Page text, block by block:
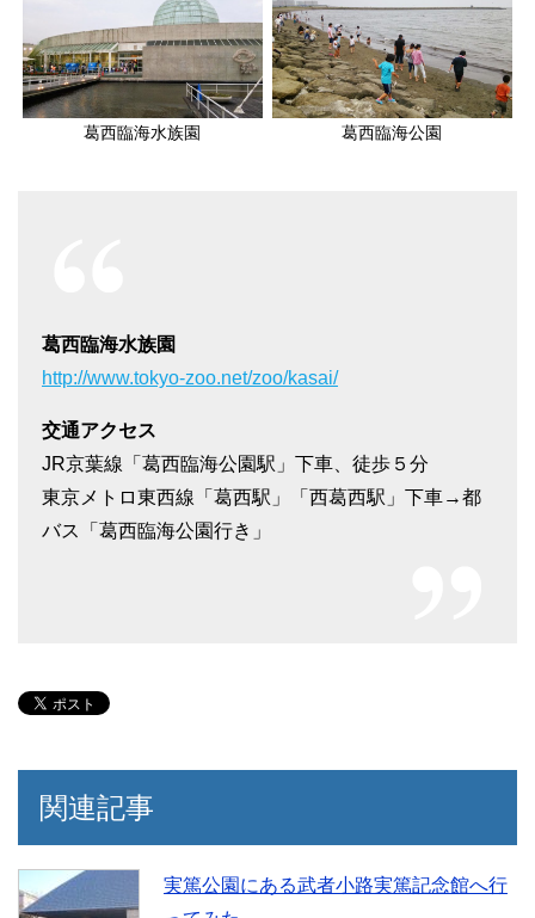
葛西臨海水族園 葛西臨海公園
葛西臨海水族園
http://www.tokyo-zoo.net/zoo/kasai/
交通アクセス
JR京葉線「葛西臨海公園駅」下車、徒歩５分
東京メトロ東西線「葛西駅」「西葛西駅」下車→都
バス「葛西臨海公園行き」
関連記事
実篤公園にある武者小路実篤記念館へ行